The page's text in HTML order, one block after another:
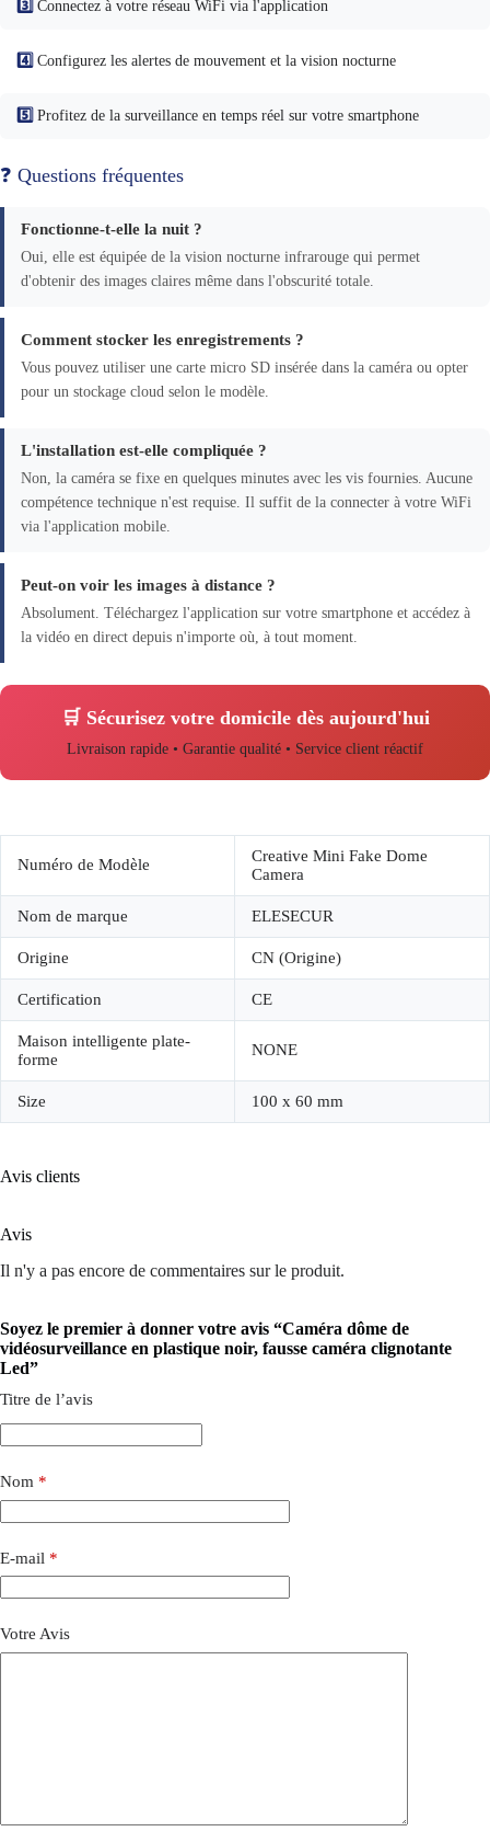
3️⃣ Connectez à votre réseau WiFi via l'application
4️⃣ Configurez les alertes de mouvement et la vision nocturne
5️⃣ Profitez de la surveillance en temps réel sur votre smartphone
❓ Questions fréquentes
Fonctionne-t-elle la nuit ?
Oui, elle est équipée de la vision nocturne infrarouge qui permet
d'obtenir des images claires même dans l'obscurité totale.
Comment stocker les enregistrements ?
Vous pouvez utiliser une carte micro SD insérée dans la caméra ou opter
pour un stockage cloud selon le modèle.
L'installation est-elle compliquée ?
Non, la caméra se fixe en quelques minutes avec les vis fournies. Aucune
compétence technique n'est requise. Il suffit de la connecter à votre WiFi
via l'application mobile.
Peut-on voir les images à distance ?
Absolument. Téléchargez l'application sur votre smartphone et accédez à
la vidéo en direct depuis n'importe où, à tout moment.
🛒 Sécurisez votre domicile dès aujourd'hui
Livraison rapide • Garantie qualité • Service client réactif
Numéro de Modèle
Creative Mini Fake Dome
Camera
Nom de marque ELESECUR
Origine CN (Origine)
Certification CE
Maison intelligente plate-
forme
NONE
Size 100 x 60 mm
Avis clients
Avis
Il n'y a pas encore de commentaires sur le produit.
Soyez le premier à donner votre avis “Caméra dôme de
vidéosurveillance en plastique noir, fausse caméra clignotante
Led”
Titre de l’avis
Nom *
E-mail *
Votre Avis